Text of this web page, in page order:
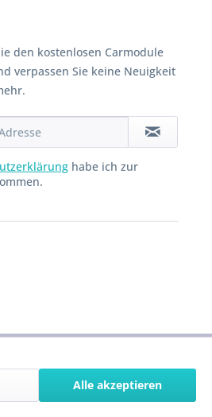
den kostenlosen Carmodule
verpassen Sie keine Neuigkeit
habe ich zur
Alle akzeptieren